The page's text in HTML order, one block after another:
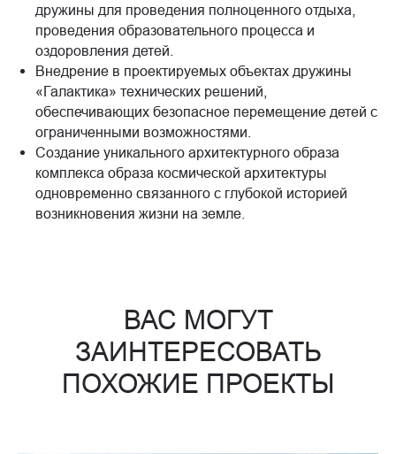
дружины для проведения полноценного отдыха,
проведения образовательного процесса и
оздоровления детей.
Внедрение в проектируемых объектах дружины
«Галактика» технических решений,
обеспечивающих безопасное перемещение детей с
ограниченными возможностями.
Создание уникального архитектурного образа
комплекса образа космической архитектуры
одновременно связанного с глубокой историей
возникновения жизни на земле.
ВАС МОГУТ
ЗАИНТЕРЕСОВАТЬ
ПОХОЖИЕ ПРОЕКТЫ